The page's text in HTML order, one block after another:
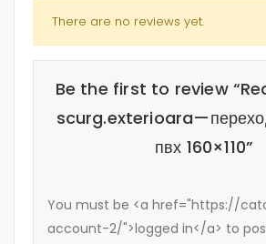
There are no reviews yet.
Be the first to review
пвх 160×110”
You must be <a href="https://
account-2/">logged in</a> to